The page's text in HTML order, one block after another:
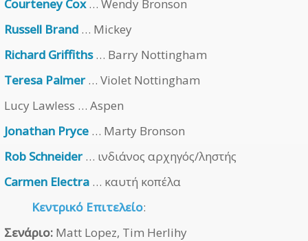
Courteney Cox… Wendy Bronson
Russell Brand … Mickey
Richard Griffiths… Barry Nottingham
Teresa Palmer … Violet Nottingham
Lucy Lawless … Aspen
Jonathan Pryce … Marty Bronson
Rob Schneider … ινδιάνος αρχηγός/ληστής
Carmen Electra … καυτή κοπέλα
Κεντρικό Επιτελείο:
Σενάριο: Matt Lopez, Tim Herlihy